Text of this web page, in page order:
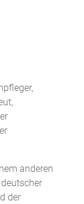
anderen
der